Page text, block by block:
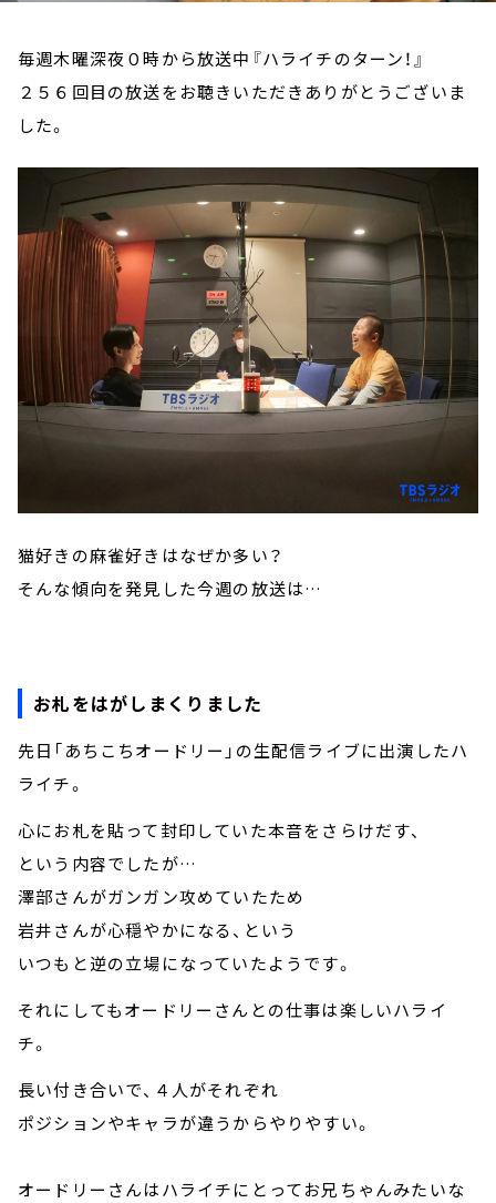
毎週木曜深夜０時から放送中『ハライチのターン！』
２５６回目の放送をお聴きいただきありがとうございま
した。
猫好きの麻雀好きはなぜか多い？
そんな傾向を発見した今週の放送は…
お札をはがしまくりました
先日「あちこちオードリー」の生配信ライブに出演したハ
ライチ。
心にお札を貼って封印していた本音をさらけだす、
という内容でしたが…
澤部さんがガンガン攻めていたため
岩井さんが心穏やかになる、という
いつもと逆の立場になっていたようです。
それにしてもオードリーさんとの仕事は楽しいハライ
チ。
長い付き合いで、４人がそれぞれ
ポジションやキャラが違うからやりやすい。
オードリーさんはハライチにとってお兄ちゃんみたいな